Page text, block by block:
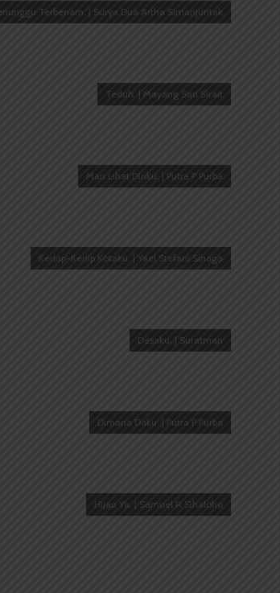
Terbenam. | Surya Dua Artha Simanjuntak
Teduh. | Mayang Sari Sirait
Mari Lihat Diriku. | Putra P Purba
Kerlap-Kerlip Kotaku. | Yael Stefani Sinaga
Desaku. | Suratman
Dimana Daku. | Putra P Purba
Hijau Ya. | Samuel R Sihaloho